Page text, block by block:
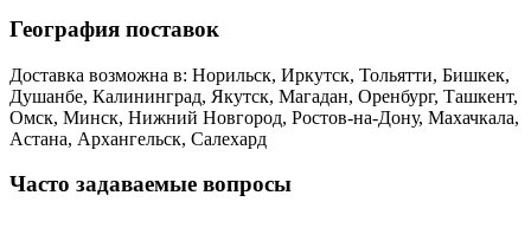
География поставок
Доставка возможна в: Норильск, Иркутск, Тольятти, Бишкек,
Душанбе, Калининград, Якутск, Магадан, Оренбург, Ташкент,
Омск, Минск, Нижний Новгород, Ростов-на-Дону, Махачкала,
Астана, Архангельск, Салехард
Часто задаваемые вопросы